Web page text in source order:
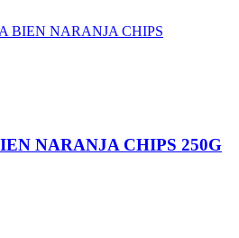
NARANJA CHIPS 250G